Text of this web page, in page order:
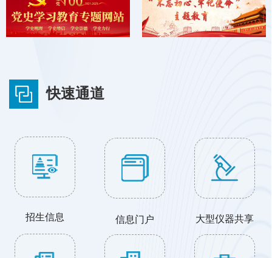
快速通道
招生信息 信息门户 大型仪器共享